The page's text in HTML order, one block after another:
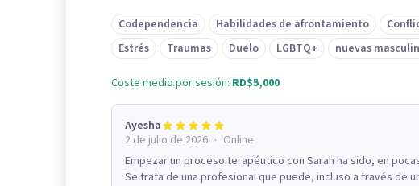
Codependencia Habilidades de afrontamiento
Estrés
Traumas Duelo LGBTQ+ nuevas
Coste medio por sesión: RD$5,000
Ayesha
2 de julio de 2026 · Online
Empezar un proceso terapéutico con Sarah ha sido, en
Se trata de una profesional que puede, incluso a través de